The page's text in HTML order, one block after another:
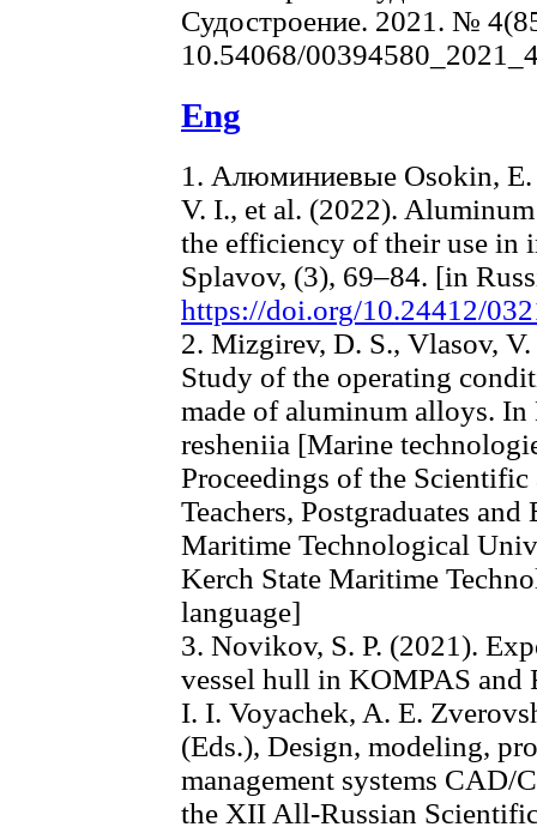
Судостроение. 2021. №
10.54068/
Eng
1. Алюминиевые Osokin, E.
V. I., et al. (2022).
the efficiency of their use in
Splavov, (3), 69–84. [in
https://doi.org/10.24412/
2. Mizgirev, D. S., Vlasov,
Study of the operating
made of aluminum alloys.
resheniia [Marine
Proceedings of the
Teachers, Postgraduates
Maritime Technological
Kerch State Maritime
language]
3. Novikov, S. P. (2021).
vessel hull in KOMPAS and
I. I. Voyachek, A. E.
(Eds.), Design, modeling,
management systems
the XII All-Russian